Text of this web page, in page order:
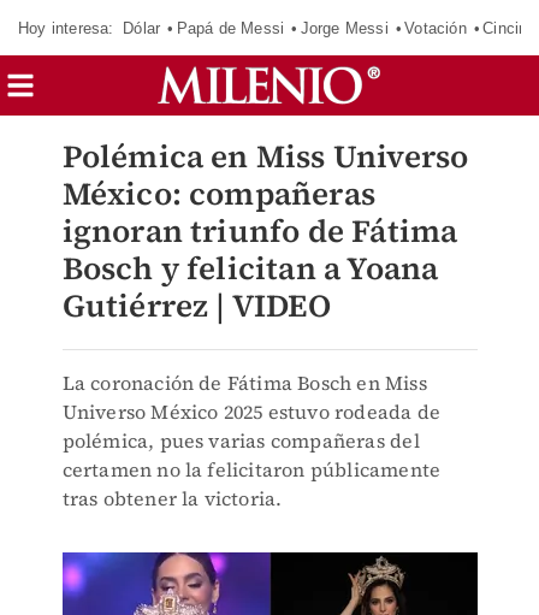
Hoy interesa: Dólar Papá de Messi Jorge Messi Votación
Polémica en Miss Universo
México: compañeras
ignoran triunfo de Fátima
Bosch y felicitan a Yoana
Gutiérrez | VIDEO
La coronación de Fátima Bosch en Miss
Universo México 2025 estuvo rodeada de
polémica, pues varias compañeras del
certamen no la felicitaron públicamente
tras obtener la victoria.